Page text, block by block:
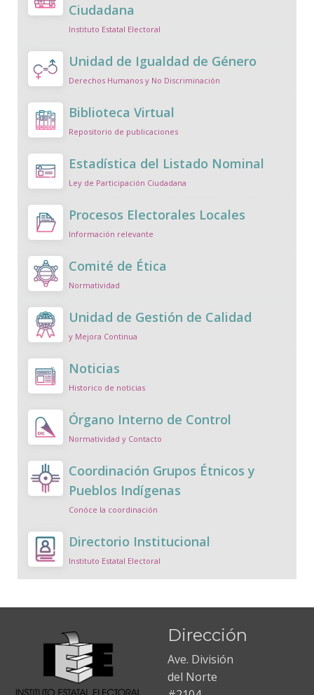
Ciudadana
Instituto Estatal Electoral
Unidad de Igualdad de Género
Derechos Humanos y No Discriminación
Biblioteca Virtual
Repositorio de publicaciones
Estadística del Listado Nominal
Ley de Participación Ciudadana
Procesos Electorales Locales
Información relevante
Comité de Ética
Normatividad
Unidad de Gestión de Calidad
y Mejora Continua
Noticias
Historico de noticias
Órgano Interno de Control
Normatividad y Contacto
Coordinación Grupos Étnicos y
Pueblos Indígenas
Conóce la coordinación
Directorio Institucional
Instituto Estatal Electoral
Dirección
Ave. División
del Norte